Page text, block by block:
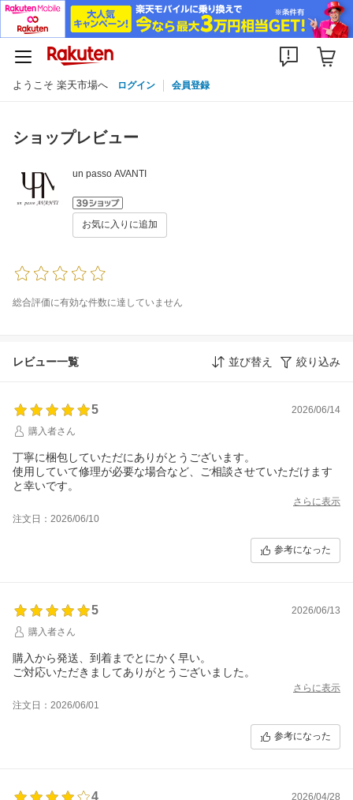
ようこそ 楽天市場へ ログイン 会員登録
ショップレビュー
un passo AVANTI
お気に入りに追加
総合評価に有効な件数に達していません
レビュー一覧 並び替え 絞り込み
5
2026/06/14
購入者さん
丁寧に梱包していただにありがとうございます。
使用していて修理が必要な場合など、ご相談させていただけます
と幸いです。
さらに表示
注文日：2026/06/10
参考になった
5
2026/06/13
購入者さん
購入から発送、到着までとにかく早い。
ご対応いただきましてありがとうございました。
さらに表示
注文日：2026/06/01
参考になった
4
2026/04/28